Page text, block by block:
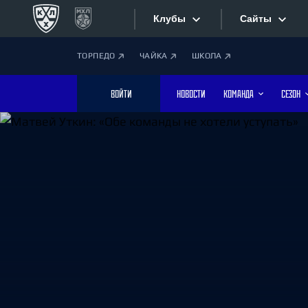
Клубы
Дивизион Боброва
Лада
Сайты
ТОРПЕДО ЧАЙКА ШКОЛА
ВОЙТИ НОВОСТИ КОМАНДА СЕЗОН